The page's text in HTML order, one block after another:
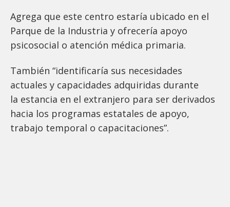
Agrega que este centro estaría ubicado en el
Parque de la Industria y ofrecería apoyo
psicosocial o atención médica primaria.
También “identificaría sus necesidades
actuales y capacidades adquiridas durante
la estancia en el extranjero para ser derivados
hacia los programas estatales de apoyo,
trabajo temporal o capacitaciones”.